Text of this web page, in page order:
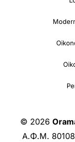
© 2026
Α.Φ.Μ.